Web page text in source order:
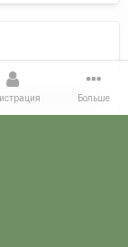
уничтожаю
Больше